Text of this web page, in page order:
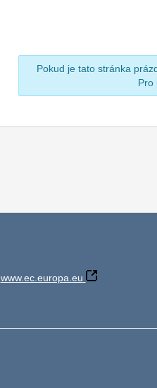
Pokud je tato stránka
Pro
www.ec.europa.eu